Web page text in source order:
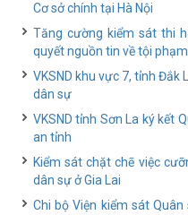
Cơ sở chính tại Hà Nội
Tăng cường kiểm sát thi
quyết nguồn tin về tội phạm
VKSND khu vực 7, tỉnh Đắk
dân sự
VKSND tỉnh Sơn La ký kết
an tỉnh
Kiểm sát chặt chẽ việc
dân sự ở Gia Lai
Chi bộ Viện kiểm sát